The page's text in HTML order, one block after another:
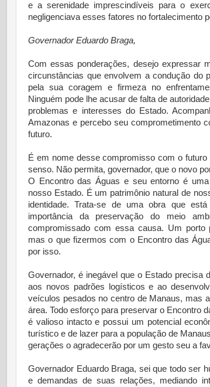
e a serenidade imprescindíveis para o
negligenciava esses fatores no fortalecimento
Governador Eduardo Braga,
Com essas ponderações, desejo expressar
circunstâncias que envolvem a condução do
pela sua coragem e firmeza no
Ninguém pode lhe acusar de falta de
problemas e interesses do Estado.
Amazonas e percebo seu comprometimento
futuro.
É em nome desse compromisso com o
senso. Não permita, governador, que o novo
O Encontro das Águas e seu entorno é
nosso Estado. É um patrimônio natural de
identidade. Trata-se de uma obra que
importância da preservação do meio
compromissado com essa causa. Um porto
mas o que fizermos com o Encontro das
por isso.
Governador, é inegável que o Estado precisa
aos novos padrões logísticos e ao
veículos pesados no centro de Manaus, mas
área. Todo esforço para preservar o Encontro
é valioso intacto e possui um potencial
turístico e de lazer para a população de
gerações o agradecerão por um gesto seu a
Governador Eduardo Braga, sei que todo ser
e demandas de suas relações, mediando